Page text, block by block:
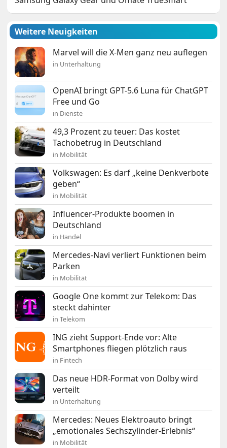
Weitere Neuigkeiten
Marvel will die X-Men ganz neu auflegen
in Unterhaltung
OpenAI bringt GPT-5.6 Luna für ChatGPT
Free und Go
in Dienste
49,3 Prozent zu teuer: Das kostet
Tachobetrug in Deutschland
in Mobilität
Volkswagen: Es darf „keine Denkverbote
geben“
in Mobilität
Influencer-Produkte boomen in
Deutschland
in Handel
Mercedes-Navi verliert Funktionen beim
Parken
in Mobilität
Google One kommt zur Telekom: Das
steckt dahinter
in Telekom
ING zieht Support-Ende vor: Alte
Smartphones fliegen plötzlich raus
in Fintech
Das neue HDR-Format von Dolby wird
verteilt
in Unterhaltung
Mercedes: Neues Elektroauto bringt
„emotionales Sechszylinder-Erlebnis“
in Mobilität